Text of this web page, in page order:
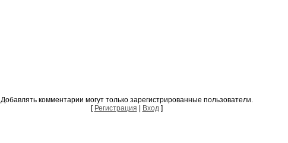
Добавлять комментарии могут только зарегистрированные пользователи.
[ Регистрация Вход]